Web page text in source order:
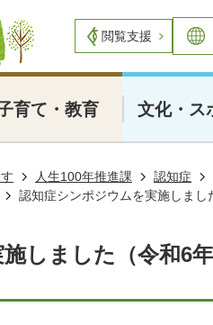
閲覧支援
育て・教育 文化・ス
人生100年推進課 認知症
認知症シンポジウムを実施しまし
しました（令和6年